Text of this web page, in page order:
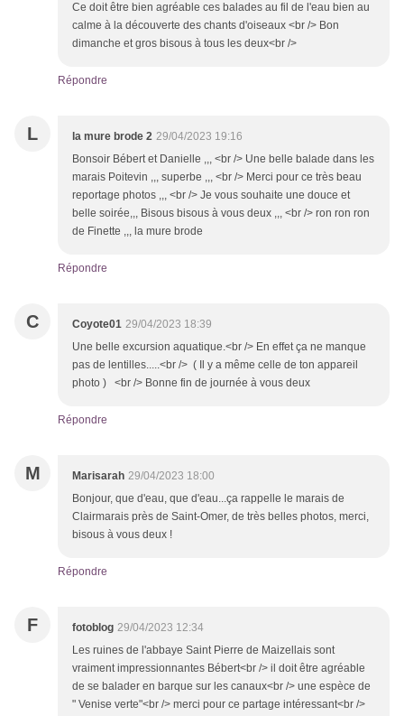
Ce doit être bien agréable ces balades au fil de l'eau bien au
calme à la découverte des chants d'oiseaux <br /> Bon
dimanche et gros bisous à tous les deux<br />
Répondre
L la mure brode 2 29/04/2023 19:16
Bonsoir Bébert et Danielle ,,, <br /> Une belle balade dans les
marais Poitevin ,,, superbe ,,, <br /> Merci pour ce très beau
reportage photos ,,, <br /> Je vous souhaite une douce et
belle soirée,,, Bisous bisous à vous deux ,,, <br /> ron ron ron
de Finette ,,, la mure brode
Répondre
C Coyote01 29/04/2023 18:39
Une belle excursion aquatique.<br /> En effet ça ne manque
pas de lentilles.....<br /> ( Il y a même celle de ton appareil
photo ) <br /> Bonne fin de journée à vous deux
Répondre
M Marisarah 29/04/2023 18:00
Bonjour, que d'eau, que d'eau...ça rappelle le marais de
Clairmarais près de Saint-Omer, de très belles photos, merci,
bisous à vous deux !
Répondre
F fotoblog 29/04/2023 12:34
Les ruines de l'abbaye Saint Pierre de Maizellais sont
vraiment impressionnantes Bébert<br /> il doit être agréable
de se balader en barque sur les canaux<br /> une espèce de
" Venise verte"<br /> merci pour ce partage intéressant<br />